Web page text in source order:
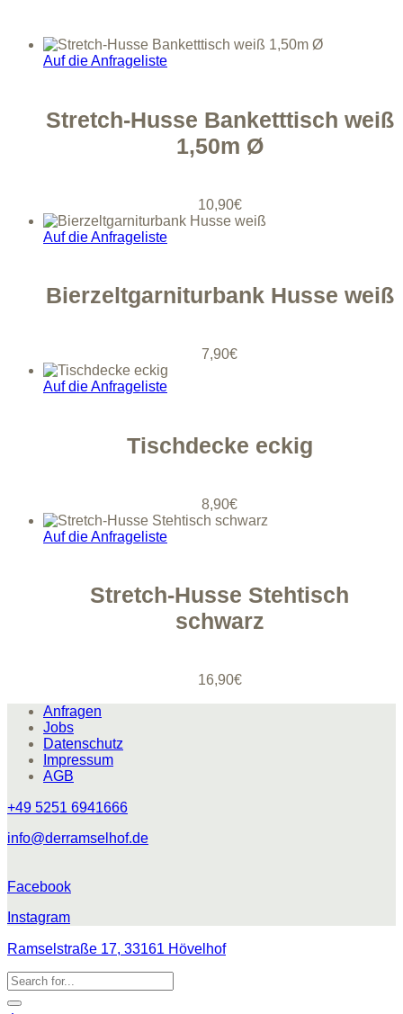
Auf die Anfrageliste
Stretch-Husse Banketttisch weiß
1,50m Ø
10,90€
Auf die Anfrageliste
Bierzeltgarniturbank Husse weiß
7,90€
Auf die Anfrageliste
Tischdecke eckig
8,90€
Auf die Anfrageliste
Stretch-Husse Stehtisch
schwarz
16,90€
Anfragen
Jobs
Datenschutz
Impressum
AGB
+49 5251 6941666
info@derramselhof.de
Facebook
Instagram
Ramselstraße 17, 33161 Hövelhof